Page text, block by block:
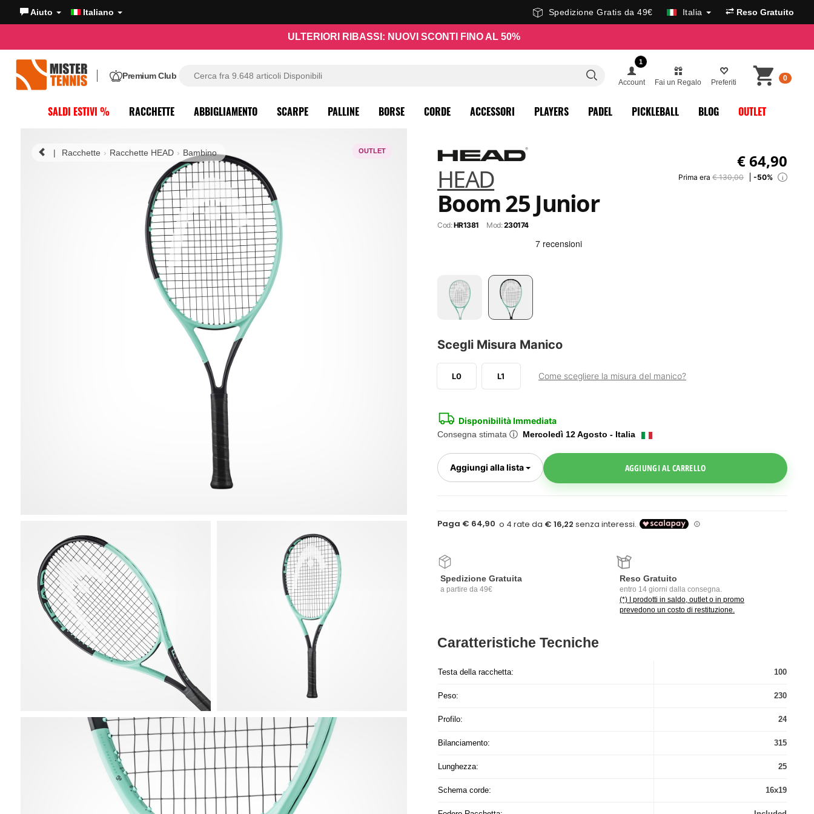
Aiuto Italiano Spedizione Gratis da 49€ Italia Reso Gratuito
ULTERIORI RIBASSI: NUOVI SCONTI FINO AL 50%
Premium Club
1
Account Fai un Regalo Preferiti 0
SALDI ESTIVI % RACCHETTE ABBIGLIAMENTO SCARPE PALLINE BORSE CORDE ACCESSORI PLAYERS PADEL PICKLEBALL BLOG OUTLET
HEAD
Boom 25 Junior
Cod:HR1381 Mod:230174
€64,90
Prima era € 130,00 -50% i
Scegli Misura Manico
L0 L1 Come scegliere la misura del manico?
Disponibilità Immediata
Consegna stimata ⓘ Mercoledì 12 Agosto - Italia
Aggiungi alla lista Toggle Dropdown AGGIUNGI AL CARRELLO
Paga € 64,90
Spedizione Gratuita
a partire da 49€
Reso Gratuito
entro 14 giorni dalla consegna.
(*) I prodotti in saldo, outlet o in promo
prevedono un costo di restituzione.
Caratteristiche Tecniche
Testa della racchetta: 100
Peso: 230
Profilo: 24
Bilanciamento: 315
Lunghezza: 25
Schema corde: 16x19
OUTLET
| Racchette Racchette HEAD Bambino